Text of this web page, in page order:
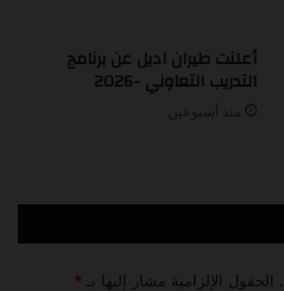
أعلنت طيران اديل عن برنامج
التدريب التعاوني -2026
الحقول الإلزامية مشار إليها بـ *